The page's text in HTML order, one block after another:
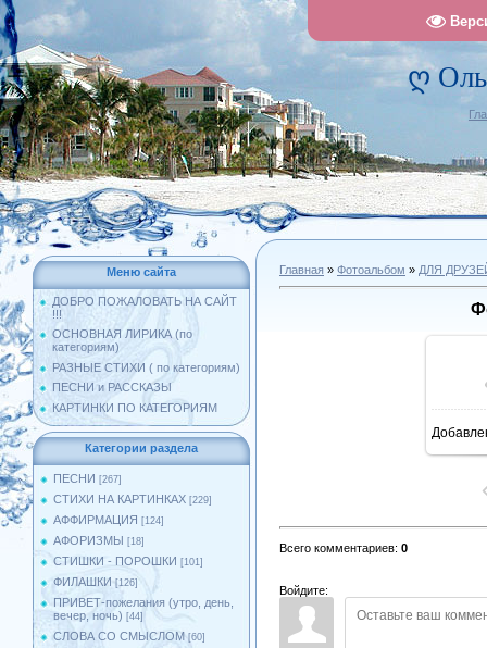
ღ
Меню сайта
ДОБРО ПОЖАЛОВАТЬ НА САЙТ
!!!
ОСНОВНАЯ ЛИРИКА (по
категориям)
РАЗНЫЕ СТИХИ ( по категориям)
ПЕСНИ и РАССКАЗЫ
КАРТИНКИ ПО КАТЕГОРИЯМ
Категории раздела
ПЕСНИ [267]
СТИХИ НА КАРТИНКАХ [229]
АФФИРМАЦИЯ [124]
АФОРИЗМЫ [18]
СТИШКИ - ПОРОШКИ [101]
ФИЛАШКИ [126]
ПРИВЕТ-пожелания (утро, день,
вечер, ночь) [44]
СЛОВА СО СМЫСЛОМ [60]
Главная » Фотоальбом » ДЛЯ
Всего комментариев: 0
Войдите: